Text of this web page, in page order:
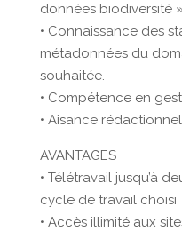
données biodiversité »
• Connaissance des
métadonnées du
souhaitée.
• Compétence en
• Aisance
AVANTAGES
• Télétravail jusqu’à
cycle de travail choisi
• Accès illimité aux